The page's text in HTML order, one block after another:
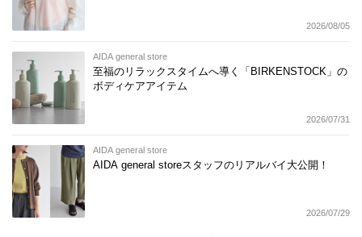
2026/08/05
AIDA general store
至福のリラックスタイムへ導く「BIRKENSTOCK」の
ボディケアアイテム
2026/07/31
AIDA general store
AIDA general storeスタッフのリアルバイ大公開！
2026/07/29